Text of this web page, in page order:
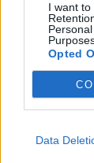
I want to
Opted
Data